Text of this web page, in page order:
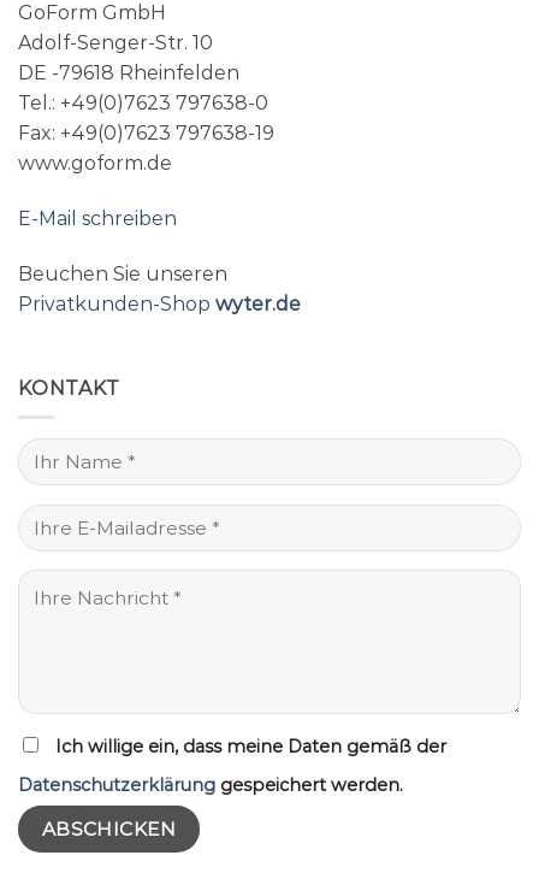
GoForm GmbH
Adolf-Senger-Str. 10
DE -79618 Rheinfelden
Tel.: +49(0)7623 797638-0
Fax: +49(0)7623 797638-19
www.goform.de
E-Mail schreiben
Beuchen Sie unseren
Privatkunden-Shop wyter.de
KONTAKT
Ich willige ein, dass meine Daten gemäß der
Datenschutzerklärung gespeichert werden.